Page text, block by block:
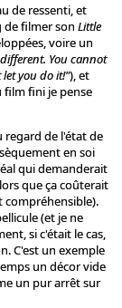
de ressenti, et
de filmer son Little
voire un
You cannot
let you do it!"), et
film fini je pense
regard de l'état de
en soi
qui demanderait
que ça coûterait
compréhensible).
(et je ne
si c'était le cas,
C'est un exemple
un décor vide
un pur arrêt sur